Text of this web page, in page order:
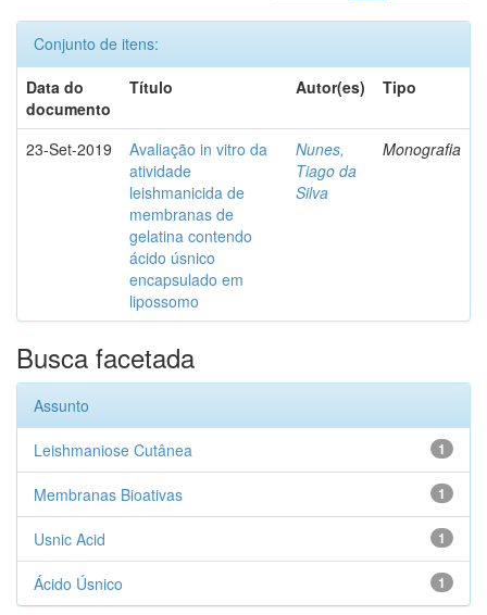
Conjunto de itens:
Data do
documento
Título Autor(es) Tipo
23-Set-2019
Avaliação in vitro da
atividade
leishmanicida de
membranas de
gelatina contendo
ácido úsnico
encapsulado em
lipossomo
Nunes,
Tiago da
Silva
Monografia
Busca facetada
Assunto
1
Leishmaniose Cutânea
1
Membranas Bioativas
1
Usnic Acid
1
Ácido Úsnico